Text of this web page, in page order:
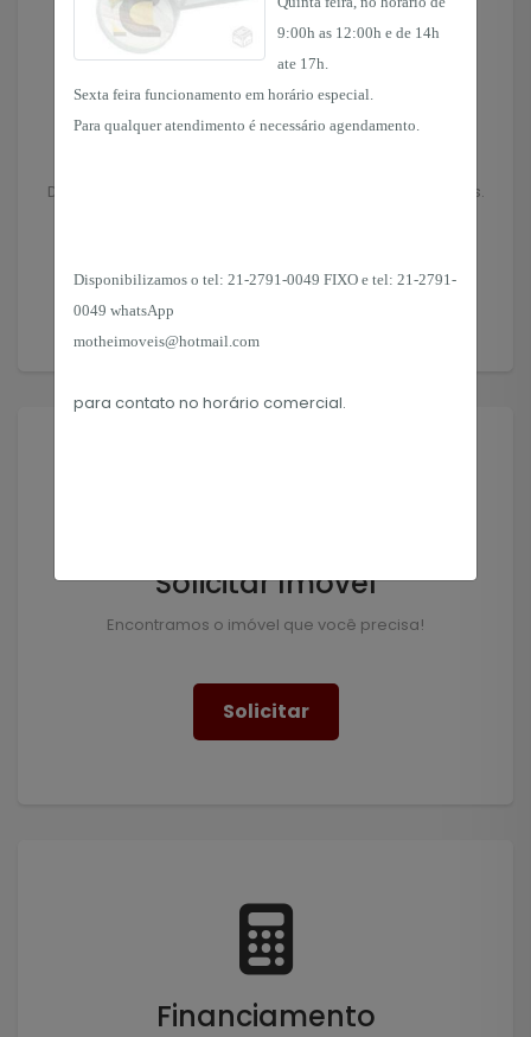
9:00h as 12:00h e de 14h
ate 17h.
Sexta feira funcionamento em horário especial.
Para qualquer atendimento é necessário agendamento.
Disponibilizamos o tel: 21-2791-0049 FIXO e tel: 21-2791-
0049 whatsApp
motheimoveis@hotmail.com
para contato no horário comercial.
Deixe seu imóvel nas mãos de profissionais experientes.
Anunciar
Solicitar Imóvel
Encontramos o imóvel que você precisa!
Solicitar
Financiamento